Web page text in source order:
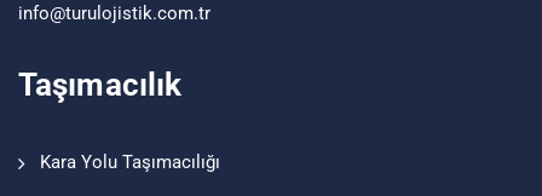
info@turu lojistik.com.tr
Taşımacılık
Kara Yolu Taşımacılığı